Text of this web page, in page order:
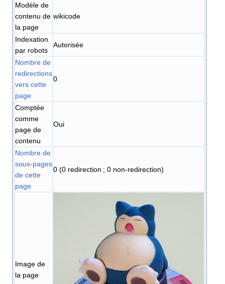
Modèle de
contenu de
la page
wikicode
Indexation
par robots
Autorisée
Nombre de
redirections
vers cette
page
0
Comptée
comme
page de
contenu
Oui
Nombre de
sous-pages
de cette
page
0 (0 redirection ; 0 non-redirection)
Image de
la page